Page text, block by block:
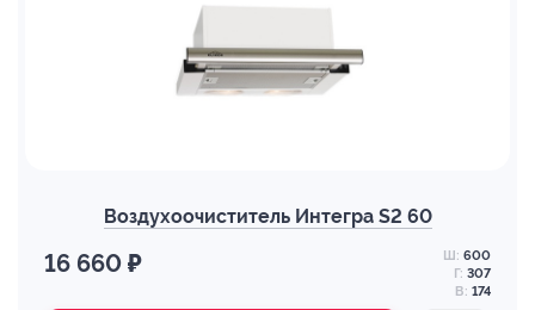
Воздухоочиститель Интегра S2 60
16 660 ₽ Ш: 600
Г: 307
В: 174